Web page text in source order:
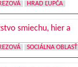
HRAD ĽUPČA
smiechu, hier a
SOCIÁLNA OBLASŤ